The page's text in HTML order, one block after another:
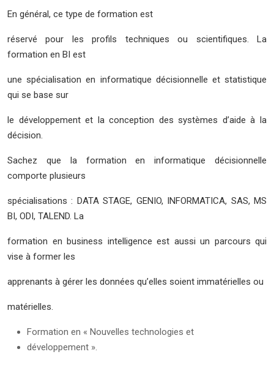
En général, ce type de formation est
réservé pour les profils techniques ou scientifiques. La
formation en BI est
une spécialisation en informatique décisionnelle et statistique
qui se base sur
le développement et la conception des systèmes d’aide à la
décision.
Sachez que la formation en informatique décisionnelle
comporte plusieurs
spécialisations : DATA STAGE, GENIO, INFORMATICA, SAS, MS
BI, ODI, TALEND. La
formation en business intelligence est aussi un parcours qui
vise à former les
apprenants à gérer les données qu’elles soient immatérielles ou
matérielles.
Formation en « Nouvelles technologies et
développement ».